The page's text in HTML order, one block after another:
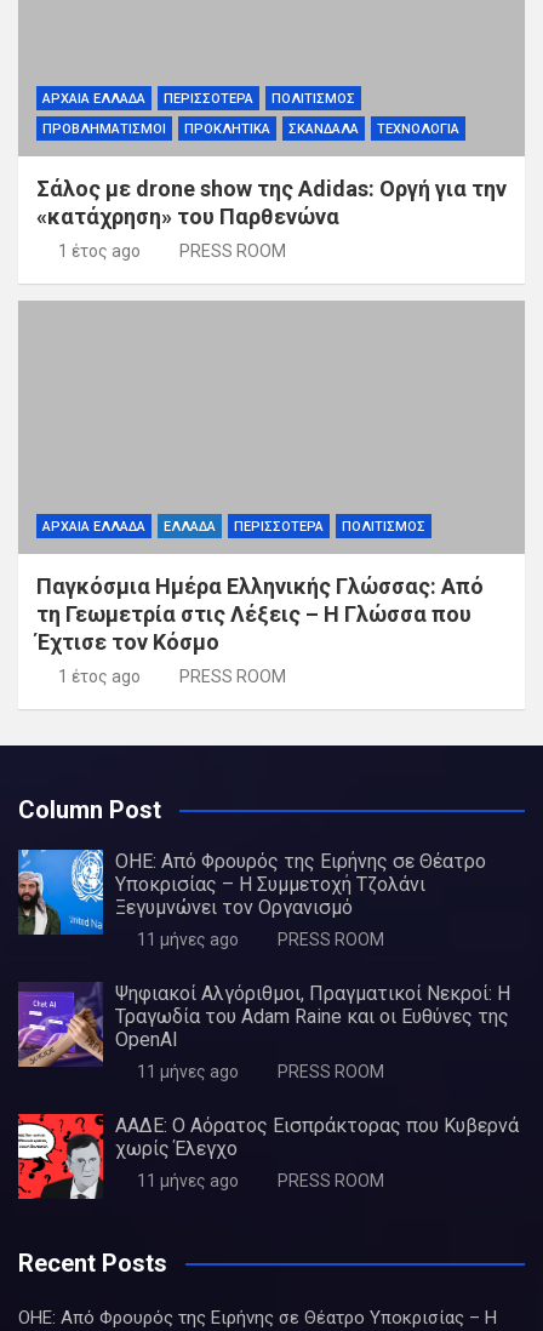
ΑΡΧΑΙΑ ΕΛΛΑΔΑ ΠΕΡΙΣΣΟΤΕΡΑ
ΠΟΛΙΤΙΣΜΟΣ
ΠΡΟΒΛΗΜΑΤΙΣΜΟΙ
ΠΡΟΚΛΗΤΙΚΑ ΣΚΑΝΔΑΛΑ ΤΕΧΝΟΛΟΓΙΑ
Σάλος με drone show της Adidas: Οργή για την
«κατάχρηση» του Παρθενώνα
1 έτος ago PRESS ROOM
ΑΡΧΑΙΑ ΕΛΛΑΔΑ ΕΛΛΑΔΑ ΠΕΡΙΣΣΟΤΕΡΑ ΠΟΛΙΤΙΣΜΟΣ
Παγκόσμια Ημέρα Ελληνικής Γλώσσας: Από
τη Γεωμετρία στις Λέξεις – Η Γλώσσα που
Έχτισε τον Κόσμο
1 έτος ago PRESS ROOM
Column Post
ΟΗΕ: Από Φρουρός της Ειρήνης σε Θέατρο
Υποκρισίας – Η Συμμετοχή Τζολάνι
Ξεγυμνώνει τον Οργανισμό
11 μήνες ago PRESS ROOM
Ψηφιακοί Αλγόριθμοι, Πραγματικοί Νεκροί: Η
Τραγωδία του Adam Raine και οι Ευθύνες της
OpenAI
11 μήνες ago PRESS ROOM
ΑΑΔΕ: Ο Αόρατος Εισπράκτορας που Κυβερνά
χωρίς Έλεγχο
11 μήνες ago PRESS ROOM
Recent Posts
ΟΗΕ: Από Φρουρός της Ειρήνης σε Θέατρο Υποκρισίας – Η